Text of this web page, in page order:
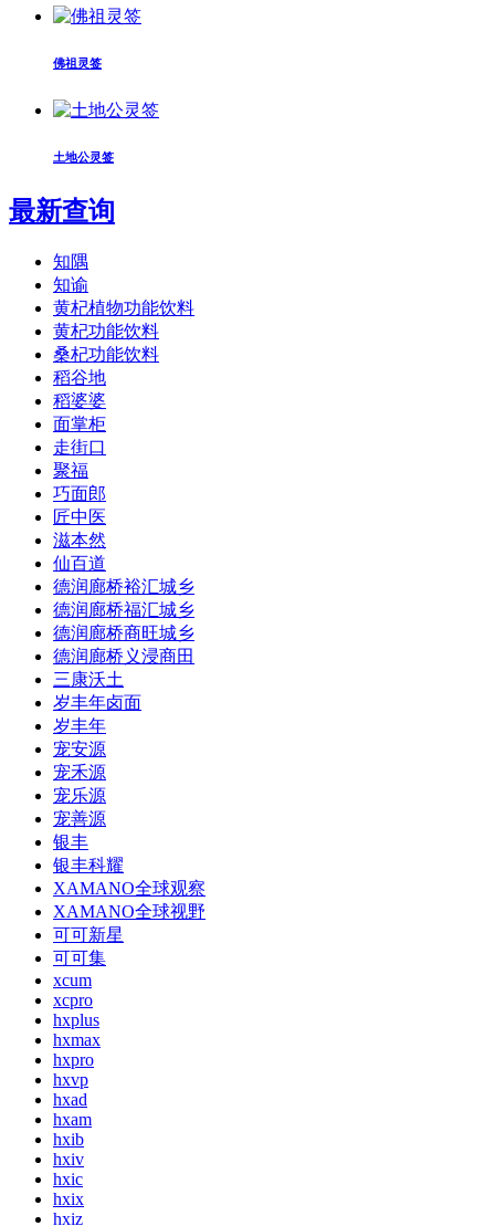
佛祖灵签
土地公灵签
最新查询
知隅
知谕
黄杞植物功能饮料
黄杞功能饮料
桑杞功能饮料
稻谷地
稻婆婆
面掌柜
走街口
聚福
巧面郎
匠中医
滋本然
仙百道
德润廊桥裕汇城乡
德润廊桥福汇城乡
德润廊桥商旺城乡
德润廊桥义浸商田
三康沃土
岁丰年卤面
岁丰年
宠安源
宠禾源
宠乐源
宠善源
银丰
银丰科耀
XAMANO全球观察
XAMANO全球视野
可可新星
可可集
xcum
xcpro
hxplus
hxmax
hxpro
hxvp
hxad
hxam
hxib
hxiv
hxic
hxix
hxiz